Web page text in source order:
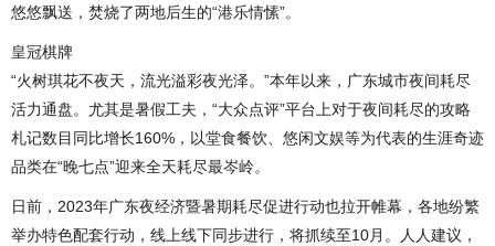
悠悠飘送，焚烧了两地后生的“港乐情愫”。
皇冠棋牌
“火树琪花不夜天，流光溢彩夜光泽。”本年以来，广东城市夜间耗尽
活力通盘。尤其是暑假工夫，“大众点评”平台上对于夜间耗尽的攻略
札记数目同比增长160%，以堂食餐饮、悠闲文娱等为代表的生涯奇迹
品类在“晚七点”迎来全天耗尽最岑岭。
日前，2023年广东夜经济暨暑期耗尽促进行动也拉开帷幕，各地纷繁
举办特色配套行动，线上线下同步进行，将抓续至10月。人人建议，